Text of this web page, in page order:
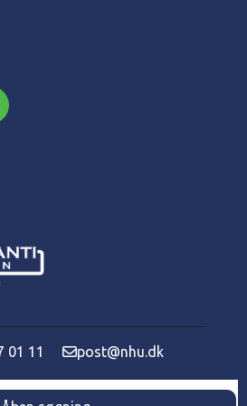
01 11 post@nhu.dk
Norsk Hytte Udlejning 2023